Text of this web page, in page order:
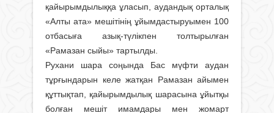
қайырымдылыққа ұласып, аудандық орталық
«Алты ата» мешітінің ұйымдастыруымен 100
отбасыға азық-түлікпен толтырылған
«Рамазан сыйы» тартылды.
Рухани шара соңында Бас мүфти аудан
тұрғындарын келе жатқан Рамазан айымен
құттықтап, қайырымдылық шарасына ұйытқы
болған мешіт имамдары мен жомарт